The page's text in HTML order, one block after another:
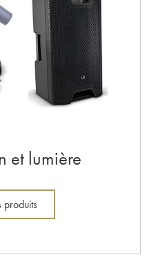
et lumière
produits